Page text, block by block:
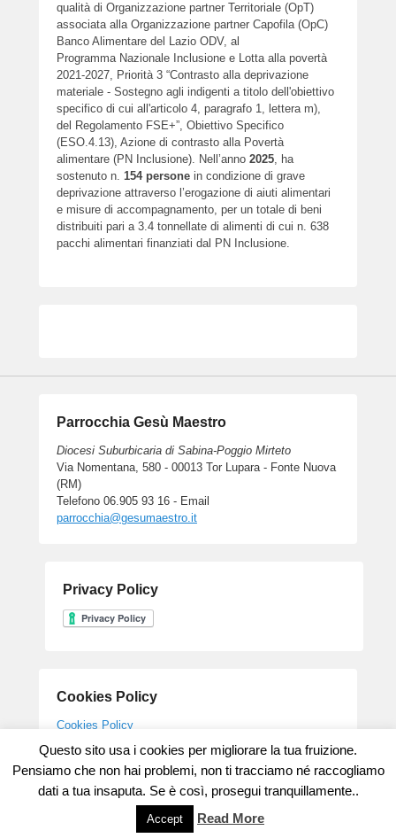
qualità di Organizzazione partner Territoriale (OpT)
associata alla Organizzazione partner Capofila (OpC)
Banco Alimentare del Lazio ODV, al
Programma Nazionale Inclusione e Lotta alla povertà
2021-2027, Priorità 3 “Contrasto alla deprivazione
materiale - Sostegno agli indigenti a titolo dell'obiettivo
specifico di cui all'articolo 4, paragrafo 1, lettera m),
del Regolamento FSE+”, Obiettivo Specifico
(ESO.4.13), Azione di contrasto alla Povertà
alimentare (PN Inclusione). Nell’anno 2025, ha
sostenuto n. 154 persone in condizione di grave
deprivazione attraverso l’erogazione di aiuti alimentari
e misure di accompagnamento, per un totale di beni
distribuiti pari a 3.4 tonnellate di alimenti di cui n. 638
pacchi alimentari finanziati dal PN Inclusione.
Parrocchia Gesù Maestro
Diocesi Suburbicaria di Sabina-Poggio Mirteto
Via Nomentana, 580 - 00013 Tor Lupara - Fonte Nuova
(RM)
Telefono 06.905 93 16 - Email
parrocchia@gesumaestro.it
Privacy Policy
Cookies Policy
Cookies Policy
Copyright © 2026Parrocchia Gesu' MaestroAll Rights Reserved.
Theme: Catch Flames byCatch Themes
Questo sito usa i cookies per migliorare la tua fruizione.
Pensiamo che non hai problemi, non ti tracciamo né raccogliamo
dati a tua insaputa. Se è così, prosegui tranquillamente..
Accept Read More